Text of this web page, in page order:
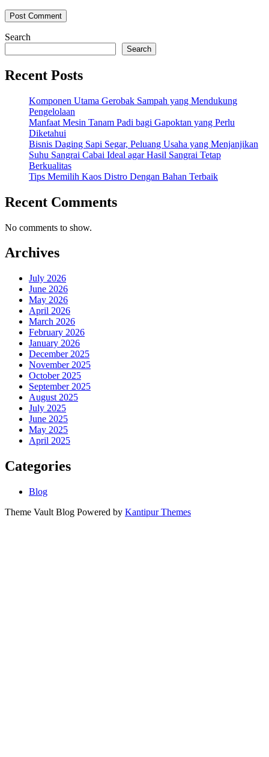
Search
Search
Recent Posts
Komponen Utama Gerobak Sampah yang Mendukung
Pengelolaan
Manfaat Mesin Tanam Padi bagi Gapoktan yang Perlu
Diketahui
Bisnis Daging Sapi Segar, Peluang Usaha yang Menjanjikan
Suhu Sangrai Cabai Ideal agar Hasil Sangrai Tetap
Berkualitas
Tips Memilih Kaos Distro Dengan Bahan Terbaik
Recent Comments
No comments to show.
Archives
July 2026
June 2026
May 2026
April 2026
March 2026
February 2026
January 2026
December 2025
November 2025
October 2025
September 2025
August 2025
July 2025
June 2025
May 2025
April 2025
Categories
Blog
Theme Vault Blog Powered by Kantipur Themes